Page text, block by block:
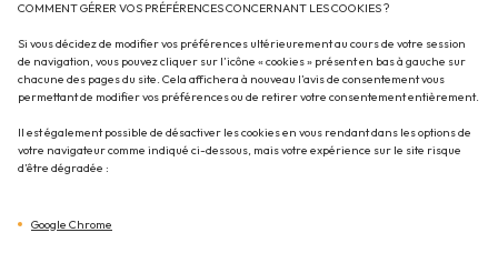
COMMENT GÉRER VOS PRÉFÉRENCES CONCERNANT LES COOKIES ?
Si vous décidez de modifier vos préférences ultérieurement au cours de votre session
de navigation, vous pouvez cliquer sur l’icône « cookies » présent en bas à gauche sur
chacune des pages du site. Cela affichera à nouveau l’avis de consentement vous
permettant de modifier vos préférences ou de retirer votre consentement entièrement.
Il est également possible de désactiver les cookies en vous rendant dans les options de
votre navigateur comme indiqué ci-dessous, mais votre expérience sur le site risque
d’être dégradée :
Google Chrome